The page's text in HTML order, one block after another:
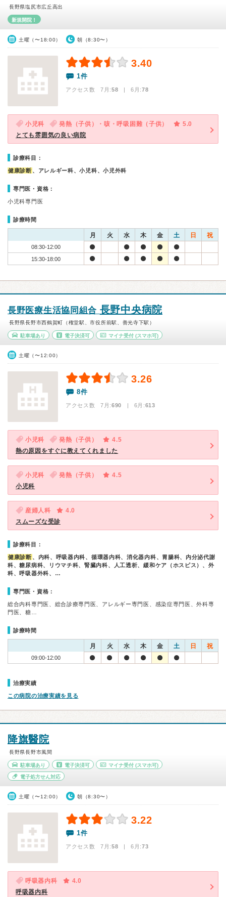
長野県塩尻市広丘高出
新規開院！
土曜（〜18:00） 朝（8:30〜）
3.40
1件
アクセス数 7月:58 | 6月:78
小児科 発熱（子供）・咳・呼吸困難（子供）
5.0
とても雰囲気の良い病院
診療科目：
健康診断 、アレルギー科、小児科、小児外科
専門医・資格：
小児科専門医
診療時間
月 火 水 木 金 土 日 祝
08:30-12:00
15:30-18:00
長野医療生活協同組合 長野中央病院
長野県長野市西鶴賀町（権堂駅、市役所前駅、善光寺下駅）
駐車場あり 電子決済可 マイナ受付 (スマホ可)
土曜（〜12:00）
3.26
8件
アクセス数 7月:690 | 6月:613
小児科 発熱（子供）
4.5
熱の原因をすぐに教えてくれました
小児科 発熱（子供）
4.5
小児科
産婦人科
4.0
スムーズな受診
診療科目：
健康診断 、内科、呼吸器内科、循環器内科、消化器内科、胃腸科、内分泌代謝
科、糖尿病科、リウマチ科、腎臓内科、人工透析、緩和ケア（ホスピス）、外
科、呼吸器外科、…
専門医・資格：
総合内科専門医、総合診療専門医、アレルギー専門医、感染症専門医、外科専
門医、糖…
診療時間
月 火 水 木 金 土 日 祝
09:00-12:00
治療実績
この病院の治療実績を見る
降旗醫院
長野県長野市風間
駐車場あり 電子決済可 マイナ受付 (スマホ可)
電子処方せん対応
土曜（〜12:00） 朝（8:30〜）
3.22
1件
アクセス数 7月:58 | 6月:73
呼吸器内科
4.0
呼吸器内科